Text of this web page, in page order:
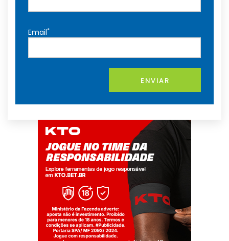
Email*
ENVIAR